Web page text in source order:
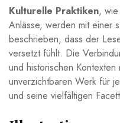
Kulturelle⁢ Praktiken,‌
Anlässe, werden mit einer
beschrieben, dass der
versetzt ⁤fühlt. Die
und historischen
unverzichtbaren Werk für
⁤und seine vielfältigen